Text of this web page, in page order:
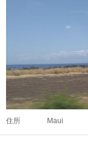
住所 Maui